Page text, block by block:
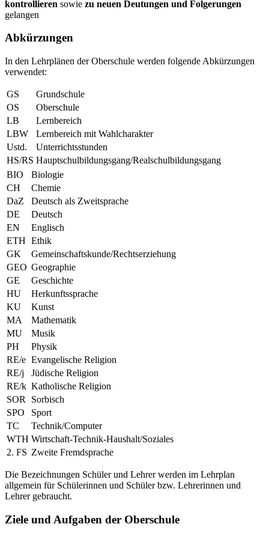
kontrollieren sowie zu neuen Deutungen und Folgerungen
gelangen
Abkürzungen
In den Lehrplänen der Oberschule werden folgende Abkürzungen
verwendet:
GS
Grundschule
OS
Oberschule
LB
Lernbereich
LBW
Lernbereich mit Wahlcharakter
Ustd.
Unterrichtsstunden
HS/RS Hauptschulbildungsgang/Realschulbildungsgang
BIO
Biologie
CH
Chemie
DaZ
Deutsch als Zweitsprache
DE
Deutsch
EN
Englisch
ETH Ethik
GK
Gemeinschaftskunde/Rechtserziehung
GEO Geographie
GE
Geschichte
HU
Herkunftssprache
KU
Kunst
MA
Mathematik
MU
Musik
PH
Physik
RE/e Evangelische Religion
RE/j
Jüdische Religion
RE/k Katholische Religion
SOR
Sorbisch
SPO
Sport
TC
Technik/Computer
WTH Wirtschaft-Technik-Haushalt/Soziales
2. FS Zweite Fremdsprache
Die Bezeichnungen Schüler und Lehrer werden im Lehrplan
allgemein für Schülerinnen und Schüler bzw. Lehrerinnen und
Lehrer gebraucht.
Ziele und Aufgaben der Oberschule